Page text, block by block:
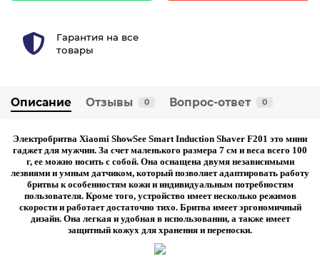
Гарантия на все
товары
Описание Отзывы 0 Вопрос-ответ 0
Электробритва Xiaomi ShowSee Smart Induction Shaver F201 это мини
гаджет для мужчин. За счет маленького размера 7 см и веса всего 100
г, ее можно носить с собой. Она оснащена двумя независимыми
лезвиями и умным датчиком, который позволяет адаптировать работу
бритвы к особенностям кожи и индивидуальным потребностям
пользователя. Кроме того, устройство имеет несколько режимов
скорости и работает достаточно тихо. Бритва имеет эргономичный
дизайн. Она легкая и удобная в использовании, а также имеет
защитный кожух для хранения и переноски.